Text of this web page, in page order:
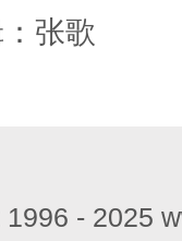
张歌
1996 - 2025